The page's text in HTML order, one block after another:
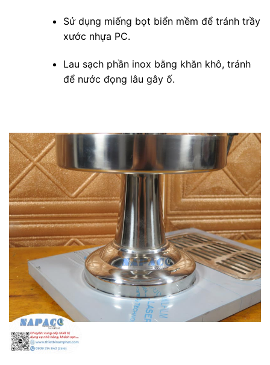
Sử dụng miếng bọt biển mềm để tránh trầy
xước nhựa PC.
Lau sạch phần inox bằng khăn khô, tránh
để nước đọng lâu gây ố.